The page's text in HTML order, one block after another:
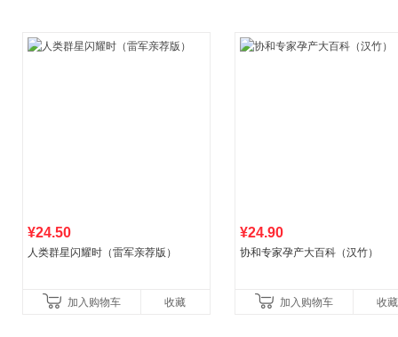
¥24.50
人类群星闪耀时（雷军亲荐版）
加入购物车 收藏
¥24.90
协和专家孕产大百科（汉竹）
加入购物车 收藏